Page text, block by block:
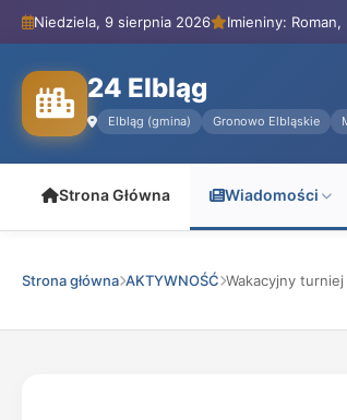
Niedziela, 9 sierpnia 2026 Imieniny: Roman,
24 Elbląg
Elbląg (gmina) Gronowo Elbląskie
Strona Główna Wiadomości
Strona główna AKTYWNOŚĆ Wakacyjny